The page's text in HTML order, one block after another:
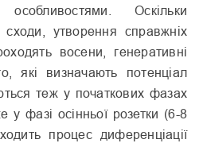
Оскільки
сходи, утворення справжніх
восени, генеративні
які визна­чають потенціал
теж у початкових фазах
у фазі осінньої розетки (6-8
про­цес диференціації